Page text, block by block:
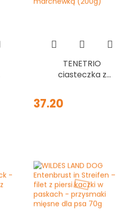
TENETRIO
ciasteczka z
twarogiem i
marchewką (200g)
37.20